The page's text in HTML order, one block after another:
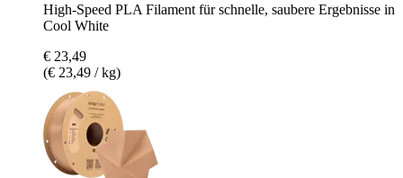
High-Speed PLA Filament für schnelle, saubere Ergebnisse in
Cool White
€ 23,49
(€ 23,49 / kg)